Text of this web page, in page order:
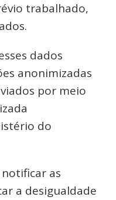
trabalhado,
dados
anonimizadas
por meio
do
as
a desigualdade